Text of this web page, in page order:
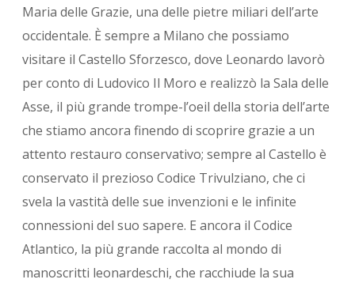
Maria delle Grazie, una delle pietre miliari dell’arte
occidentale. È sempre a Milano che possiamo
visitare il Castello Sforzesco, dove Leonardo lavorò
per conto di Ludovico Il Moro e realizzò la Sala delle
Asse, il più grande trompe-l’oeil della storia dell’arte
che stiamo ancora finendo di scoprire grazie a un
attento restauro conservativo; sempre al Castello è
conservato il prezioso Codice Trivulziano, che ci
svela la vastità delle sue invenzioni e le infinite
connessioni del suo sapere. E ancora il Codice
Atlantico, la più grande raccolta al mondo di
manoscritti leonardeschi, che racchiude la sua